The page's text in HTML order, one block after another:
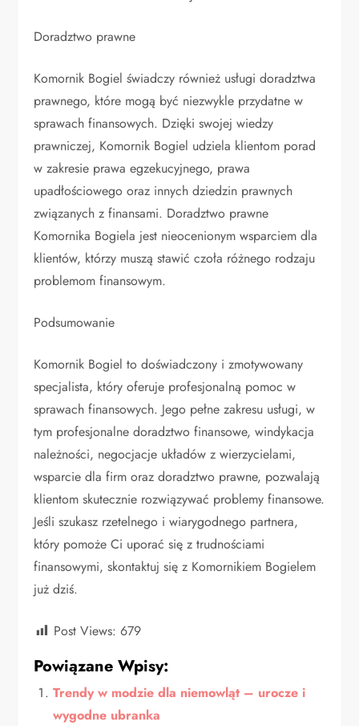
Doradztwo prawne
Komornik Bogiel świadczy również usługi doradztwa
prawnego, które mogą być niezwykle przydatne w
sprawach finansowych. Dzięki swojej wiedzy
prawniczej, Komornik Bogiel udziela klientom porad
w zakresie prawa egzekucyjnego, prawa
upadłościowego oraz innych dziedzin prawnych
związanych z finansami. Doradztwo prawne
Komornika Bogiela jest nieocenionym wsparciem dla
klientów, którzy muszą stawić czoła różnego rodzaju
problemom finansowym.
Podsumowanie
Komornik Bogiel to doświadczony i zmotywowany
specjalista, który oferuje profesjonalną pomoc w
sprawach finansowych. Jego pełne zakresu usługi, w
tym profesjonalne doradztwo finansowe, windykacja
należności, negocjacje układów z wierzycielami,
wsparcie dla firm oraz doradztwo prawne, pozwalają
klientom skutecznie rozwiązywać problemy finansowe.
Jeśli szukasz rzetelnego i wiarygodnego partnera,
który pomoże Ci uporać się z trudnościami
finansowymi, skontaktuj się z Komornikiem Bogielem
już dziś.
Post Views: 679
Powiązane Wpisy:
Trendy w modzie dla niemowląt – urocze i
wygodne ubranka